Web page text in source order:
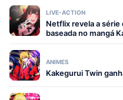
LIVE-ACTION
Netflix revela a
baseada no mangá
ANIMES
Kakegurui Twin